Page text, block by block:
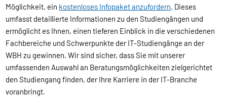
Möglichkeit, ein kostenloses Infopaket anzufordern. Dieses
umfasst detaillierte Informationen zu den Studiengängen und
ermöglicht es Ihnen, einen tieferen Einblick in die verschiedenen
Fachbereiche und Schwerpunkte der IT-Studiengänge an der
WBH zu gewinnen. Wir sind sicher, dass Sie mit unserer
umfassenden Auswahl an Beratungsmöglichkeiten zielgerichtet
den Studiengang finden, der Ihre Karriere in der IT-Branche
voranbringt.